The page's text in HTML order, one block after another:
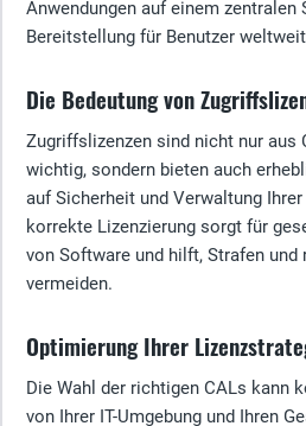
Anwendungen auf einem zentralen
Bereitstellung für Benutzer
Die Bedeutung von
Zugriffslizenzen sind nicht nur aus
wichtig, sondern bieten auch
auf Sicherheit und Verwaltung
korrekte Lizenzierung sorgt für
von Software und hilft, Strafen
vermeiden.
Optimierung Ihrer
Die Wahl der richtigen CALs kann
von Ihrer IT-Umgebung und Ihren